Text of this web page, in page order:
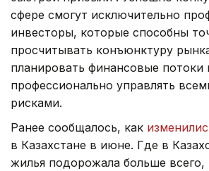
сфере смогут исключительно
инвесторы, которые способны
просчитывать конъюнктуру
планировать финансовые потоки
профессионально управлять
рисками.
Ранее сообщалось, как
в Казахстане в июне. Где в
жилья подорожала больше всего,